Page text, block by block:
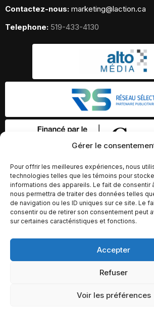
Gérer le
Pour offrir les meilleures expériences, nous
technologies telles que les témoins pour
informations des appareils. Le fait de consentir
nous permettra de traiter des données telles
de navigation ou les ID uniques sur ce site. Le
consentir ou de retirer son consentement peut
sur certaines caractéristiques et fonctions.
Accepter
Refuser
Voir les préférences
Contactez-nous: marketing@laction.ca
Telephone: 519-433-4130
© Copyright 2026 – Altomédia Inc |
Ce site internet a été conçu et développé